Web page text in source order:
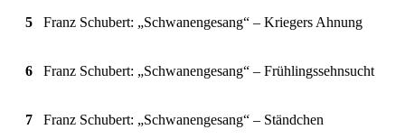
5 Franz Schubert: „Schwanengesang“ – Kriegers Ahnung
6 Franz Schubert: „Schwanengesang“ – Frühlingssehnsucht
7 Franz Schubert: „Schwanengesang“ – Ständchen